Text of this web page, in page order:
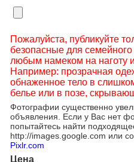
Пожалуйста, публикуйте
безопасные для
любым намеком на наготу
Например: прозрачная
обнаженное тело в
белье или в позе,
Фотографии существенно
объявления. Если у Вас нет
попытайтесь найти
http://images.google.com или
Pixlr.com
Цена